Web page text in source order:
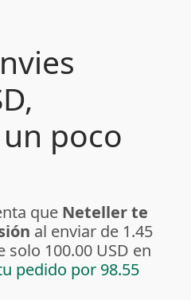
poco
que Neteller te
al enviar de 1.45
solo 100.00 USD en
pedido por 98.55